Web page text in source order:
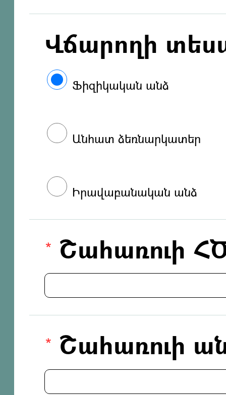
Վճարողի
Ֆիզիկական անձ
Անհատ ձեռնարկատեր
Իրավաբանական անձ
Շահառուի
Շահառուի